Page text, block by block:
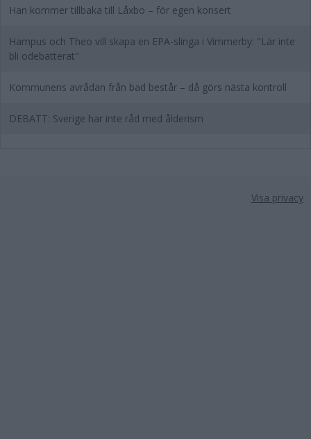
Han kommer tillbaka till Låxbo – för egen konsert
Hampus och Theo vill skapa en EPA-slinga i Vimmerby: "Lär inte
bli odebatterat"
Kommunens avrådan från bad består – då görs nästa kontroll
DEBATT: Sverige har inte råd med ålderism
Visa privacy